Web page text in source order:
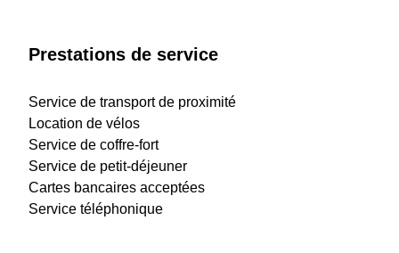
Prestations de service
Service de transport de proximité
Location de vélos
Service de coffre-fort
Service de petit-déjeuner
Cartes bancaires acceptées
Service téléphonique